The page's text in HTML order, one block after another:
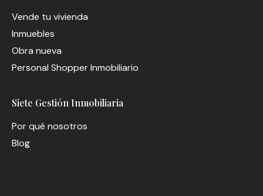
Siete Gestión Inmobiliaria
Por qué nosotros
Blog
Vende tu vivienda
Inmuebles
Obra nueva
Personal Shopper Inmobiliario